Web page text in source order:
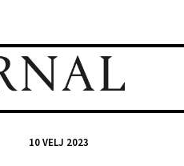
10 VELJ 2023